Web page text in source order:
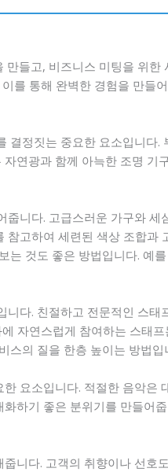
들고, 비즈니스 미팅을 위
를 통해 완벽한 경험을 만들
정짓는 중요한 요소입니다
연광과 함께 아늑한 조명
니다. 고급스러운 가구와
고하여 세련된 색상 조합과
것도 좋은 방법입니다. 예
다. 친절하고 전문적인 스
자연스럽게 참여하는 스태
스의 질을 한층 높이는 방법입
요소입니다. 적절한 음악은
하기 좋은 분위기를 만들어
니다. 고객의 취향이나 선호